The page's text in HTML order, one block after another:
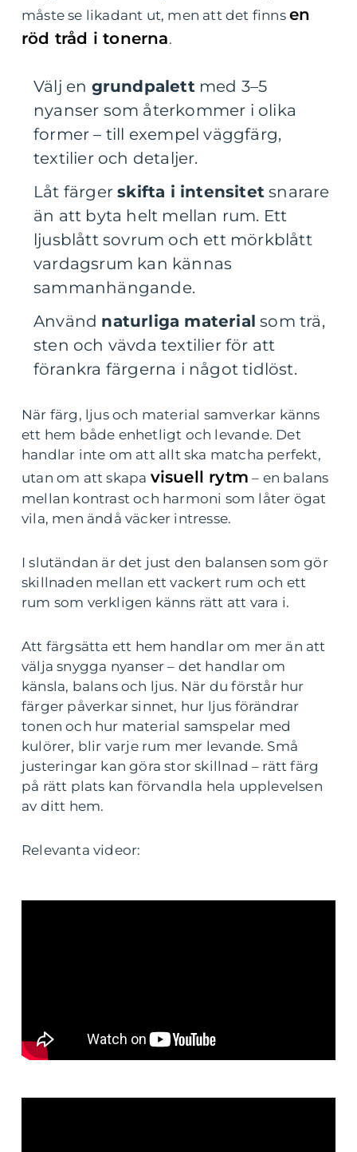
måste se likadant ut, men att det finnsen
röd tråd i tonerna.
Välj en grundpalettmed 3–5
nyanser som återkommer i olika
former – till exempel väggfärg,
textilier och detaljer.
Låt färgerskifta i intensitet snarare
än att byta helt mellan rum. Ett
ljusblått sovrum och ett mörkblått
vardagsrum kan kännas
sammanhängande.
Använd naturliga material som trä,
sten och vävda textilier för att
förankra färgerna i något tidlöst.
När färg, ljus och material samverkar känns
ett hem både enhetligt och levande. Det
handlar inte om att allt ska matcha perfekt,
utan om att skapa visuell rytm – en balans
mellan kontrast och harmoni som låter ögat
vila, men ändå väcker intresse.
I slutändan är det just den balansen som gör
skillnaden mellan ett vackert rum och ett
rum som verkligen känns rätt att vara i.
Att färgsätta ett hem handlar om mer än att
välja snygga nyanser – det handlar om
känsla, balans och ljus. När du förstår hur
färger påverkar sinnet, hur ljus förändrar
tonen och hur material samspelar med
kulörer, blir varje rum mer levande. Små
justeringar kan göra stor skillnad – rätt färg
på rätt plats kan förvandla hela upplevelsen
av ditt hem.
Relevanta videor: